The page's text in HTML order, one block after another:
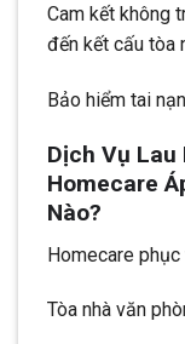
Cam kết không
đến kết cấu tòa
Bảo hiểm tai
Dịch Vụ Lau
Homecare
Nào?
Homecare phục
Tòa nhà văn